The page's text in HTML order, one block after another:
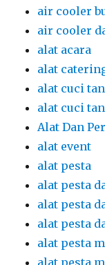
air cooler
air cooler
alat acara
alat
alat cuci
alat cuci
Alat Dan
alat event
alat pesta
alat pesta
alat pesta
alat pesta
alat pesta